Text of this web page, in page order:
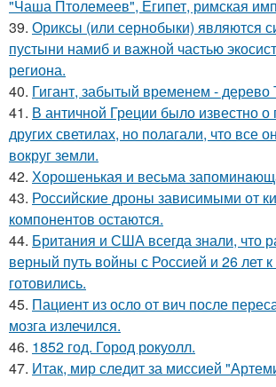
"Чаша Птолемеев", Египет, римская
39. Ориксы (или сернобыки) являются
пустыни намиб и важной частью
региона.
40. Гигант, забытый временем - дерево
41. В античной Греции было известно о
других светилах, но полагали, что все
вокруг земли.
42. Хорoшенькая и весьма
43. Российские дроны зависимыми от
компонентов остаются.
44. Британия и США всегда знали, что
верный путь войны с Россией и 26 лет
готовились.
45. Пациент из осло от вич после
мозга излечился.
46. 1852 год. Город рокуолл.
47. Итак, мир следит за миссией